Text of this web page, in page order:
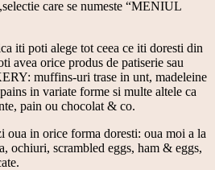
care se numeste “MENIUL
iti poti alege tot ceea ce iti doresti din
avea orice produs de patiserie sau
muffins-uri trase in unt, madeleine
in variate forme si multe altele ca
pain ou chocolat & co.
oua in orice forma doresti: oua moi a la
ochiuri, scrambled eggs, ham & eggs,